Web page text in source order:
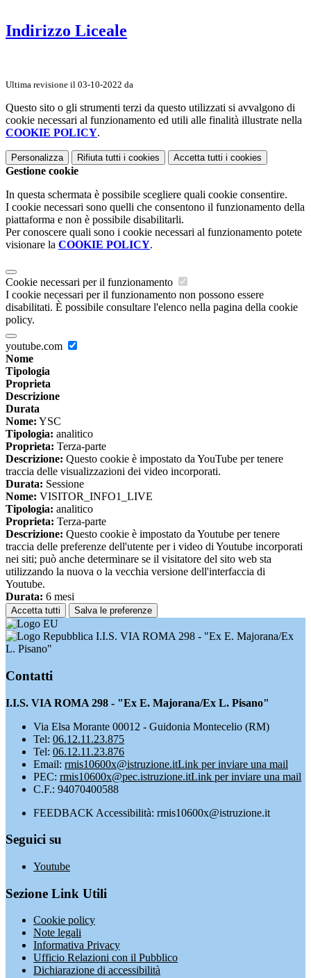
Indirizzo Liceale
Ultima revisione il 03-10-2022 da
Questo sito o gli strumenti terzi da questo utilizzati si avvalgono di
cookie necessari al funzionamento ed utili alle finalità illustrate nella
COOKIE POLICY.
Personalizza Rifiuta tutti i cookies Accetta tutti i cookies
Gestione cookie
In questa schermata è possibile scegliere quali cookie consentire.
I cookie necessari sono quelli che consentono il funzionamento della
piattaforma e non è possibile disabilitarli.
Per conoscere quali sono i cookie necessari al funzionamento potete
visionare la COOKIE POLICY.
Cookie necessari per il funzionamento
I cookie necessari per il funzionamento non possono essere
disabilitati. È possibile consultare l'elenco nella pagina della cookie
policy.
youtube.com
Nome
Tipologia
Proprieta
Descrizione
Durata
Nome: YSC
Tipologia: analitico
Proprieta: Terza-parte
Descrizione: Questo cookie è impostato da YouTube per tenere
traccia delle visualizzazioni dei video incorporati.
Durata: Sessione
Nome: VISITOR_INFO1_LIVE
Tipologia: analitico
Proprieta: Terza-parte
Descrizione: Questo cookie è impostato da Youtube per tenere
traccia delle preferenze dell'utente per i video di Youtube incorporati
nei siti; può anche determinare se il visitatore del sito web sta
utilizzando la nuova o la vecchia versione dell'interfaccia di
Youtube.
Durata: 6 mesi
Accetta tutti Salva le preferenze
I.I.S. VIA ROMA 298 - "Ex E. Majorana/Ex
L. Pisano"
Contatti
I.I.S. VIA ROMA 298 - "Ex E. Majorana/Ex L. Pisano"
Via Elsa Morante 00012 - Guidonia Montecelio (RM)
Tel: 06.12.11.23.875
Tel: 06.12.11.23.876
Email: rmis10600x@istruzione.itLink per inviare una mail
PEC: rmis10600x@pec.istruzione.itLink per inviare una mail
C.F.: 94070400588
FEEDBACK Accessibilità: rmis10600x@istruzione.it
Seguici su
Youtube
Sezione Link Utili
Cookie policy
Note legali
Informativa Privacy
Ufficio Relazioni con il Pubblico
Dichiarazione di accessibilità